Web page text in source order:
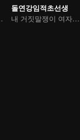
짜 사랑
돌연강임적초선생
내 거짓말쟁이 여자친구